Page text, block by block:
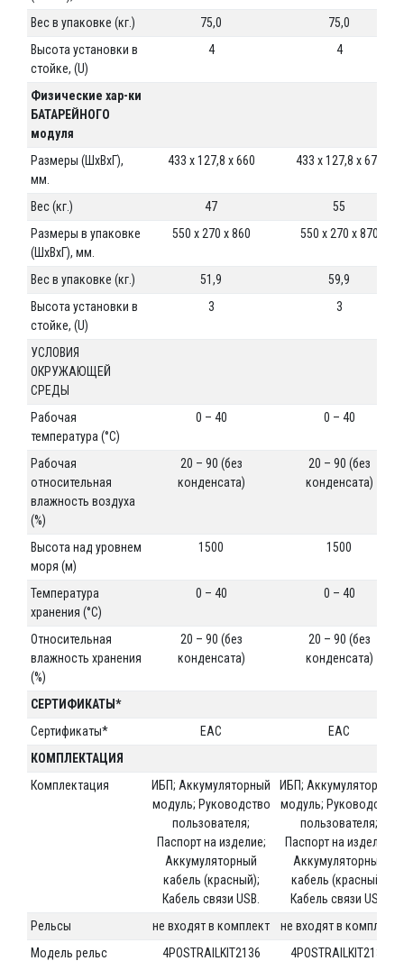
Вес в упаковке (кг.)
75,0
75,0
Высота установки в
стойке, (U)
4 4
Физические хар-ки
БАТАРЕЙНОГО
модуля
Размеры (ШхВхГ),
мм.
433 x 127,8 x 660 433 x 127,8 x 670
Вес (кг.) 47
55
Размеры в упаковке
(ШхВхГ), мм.
550 x 270 x 860 550 x 270 x 870
Вес в упаковке (кг.) 51,9
59,9
Высота установки в
стойке, (U)
3 3
УСЛОВИЯ
ОКРУЖАЮЩЕЙ
СРЕДЫ
Рабочая
температура (°C)
0 – 40 0 – 40
Рабочая
относительная
влажность воздуха
(%)
20 – 90 (без
конденсата)
20 – 90 (без
конденсата)
Высота над уровнем
моря (м)
1500 1500
Температура
хранения (°C)
0 – 40 0 – 40
Относительная
влажность хранения
(%)
20 – 90 (без
конденсата)
20 – 90 (без
конденсата)
СЕРТИФИКАТЫ*
Сертификаты*
EAC
EAC
КОМПЛЕКТАЦИЯ
Комплектация
ИБП; Аккумуляторный
модуль; Руководство
пользователя;
Паспорт на изделие;
Аккумуляторный
кабель (красный);
Кабель связи USB.
ИБП; Аккумуляторный
модуль; Руководство
пользователя;
Паспорт на изделие;
Аккумуляторный
кабель (красный);
Кабель связи USB.
Рельсы
не входят в комплект
не входят в комплект
Модель рельс
4POSTRAILKIT2136 4POSTRAILKIT2136